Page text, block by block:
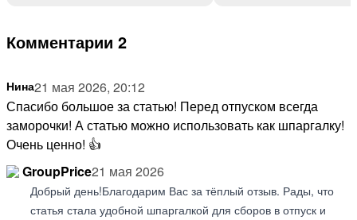
Комментарии 2
Нина21 мая 2026, 20:12
Спасибо большое за статью! Перед отпуском всегда
заморочки! А статью можно использовать как шпаргалку!
Очень ценно! 👍
GroupPrice21 мая 2026
Добрый день!Благодарим Вас за тёплый отзыв. Рады, что
статья стала удобной шпаргалкой для сборов в отпуск и